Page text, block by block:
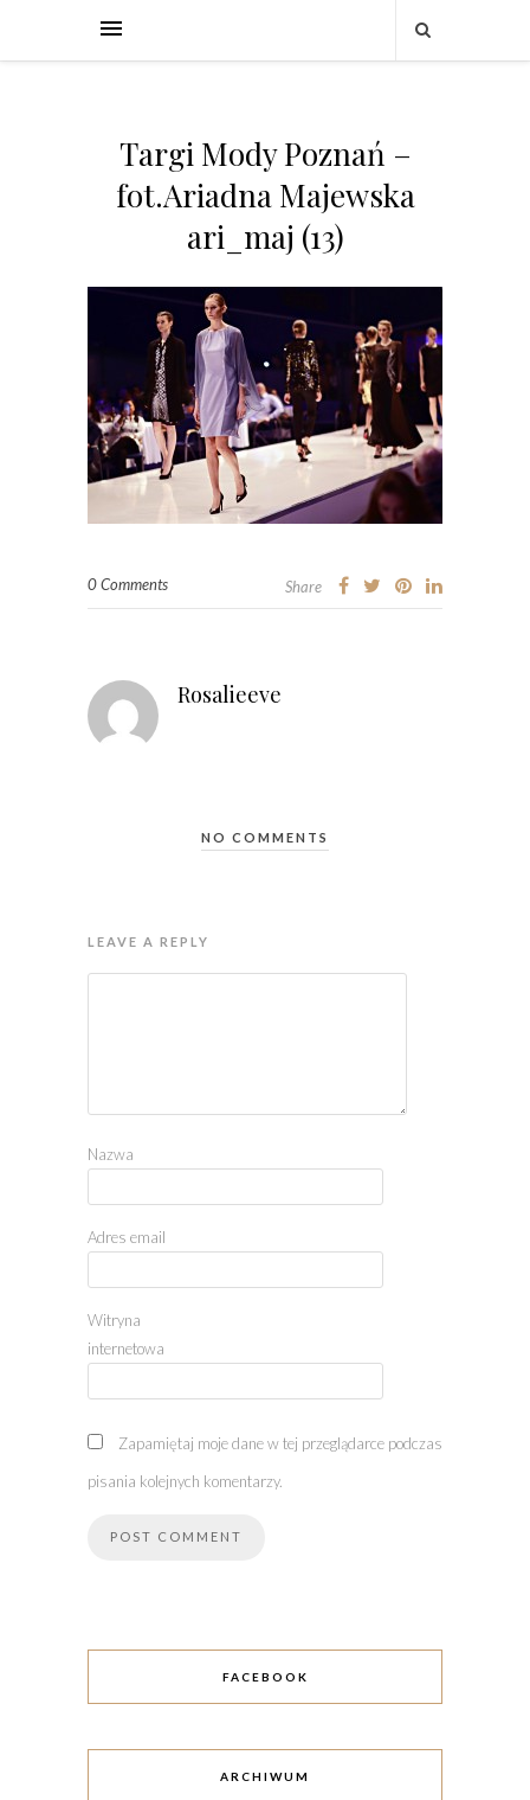
Targi Mody Poznań –
fot.Ariadna Majewska
ari_maj (13)
0 Comments Share
Rosalieeve
NO COMMENTS
LEAVE A REPLY
Nazwa
Adres email
Witryna
internetowa
Zapamiętaj moje dane w tej przeglądarce podczas
pisania kolejnych komentarzy.
FACEBOOK
ARCHIWUM